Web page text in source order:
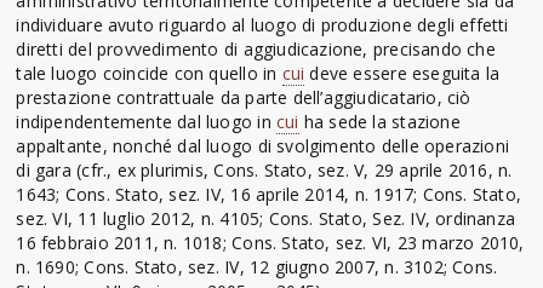
individuare avuto riguardo al luogo di produzione degli effetti
diretti del provvedimento di aggiudicazione, precisando che
tale luogo coincide con quello in cui deve essere eseguita la
prestazione contrattuale da parte dell’aggiudicatario, ciò
indipendentemente dal luogo in cui ha sede la stazione
appaltante, nonché dal luogo di svolgimento delle operazioni
di gara (cfr., ex plurimis, Cons. Stato, sez. V, 29 aprile 2016, n.
1643; Cons. Stato, sez. IV, 16 aprile 2014, n. 1917; Cons. Stato,
sez. VI, 11 luglio 2012, n. 4105; Cons. Stato, Sez. IV, ordinanza
16 febbraio 2011, n. 1018; Cons. Stato, sez. VI, 23 marzo 2010,
n. 1690; Cons. Stato, sez. IV, 12 giugno 2007, n. 3102; Cons.